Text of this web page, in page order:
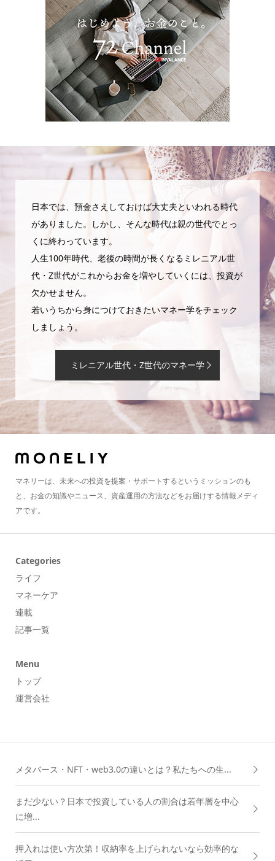
日本では、預金さえしておけば大丈夫といわれる時代
がありました。しかし、そんな時代は親の世代でとっ
くに終わっています。
人生100年時代、老後の時間が長くなるミレニアル世
代・Z世代がこれからお金を増やしていくには、投資が
欠かせません。
若いうちから身につけておきたいマネー学をチェック
しましょう。
ミレニアル世代・Z世代のマネー学
マネリーは、未来への投資を提案・サポートするというミッションのも
と、お金の知識やニュース、資産運用の方法などをお届けする情報メディ
アです。
Categories
ライフ
マネーケア
連載
記事一覧
Menu
トップ
運営会社
メタバース・NFT・web3.0の違いとは？私たちへの生...
まだ少ない？日本で投資している人の割合は若年層を中心
に増...
押入れは使い方次第！収納率を上げられないなら効率的な